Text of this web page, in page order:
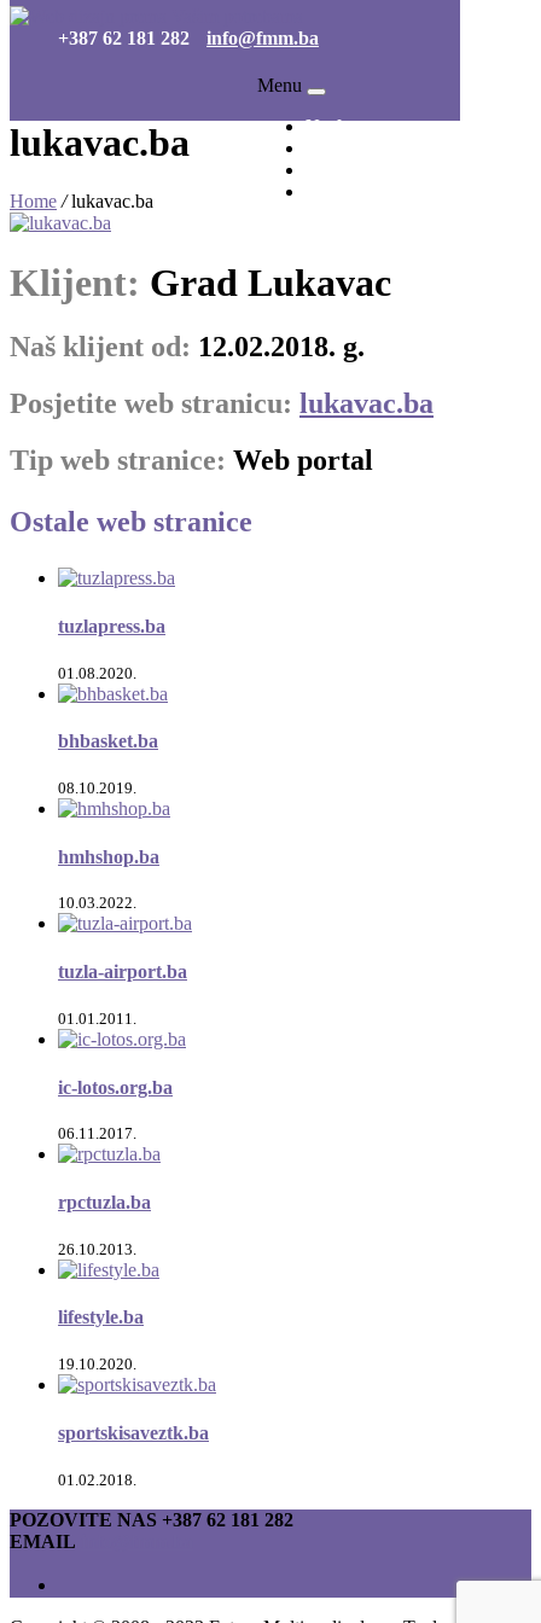
+387 62 181 282 info@fmm.ba
Menu
Naslovna
lukavac.ba
Home / lukavac.ba
Klijent: Grad Lukavac
Naš klijent od: 12.02.2018. g.
Posjetite web stranicu: lukavac.ba
Tip web stranice: Web portal
Ostale web stranice
tuzlapress.ba
01.08.2020.
bhbasket.ba
08.10.2019.
hmhshop.ba
10.03.2022.
tuzla-airport.ba
01.01.2011.
ic-lotos.org.ba
06.11.2017.
rpctuzla.ba
26.10.2013.
lifestyle.ba
19.10.2020.
sportskisaveztk.ba
01.02.2018.
POZOVITE NAS +387 62 181 282
EMAIL